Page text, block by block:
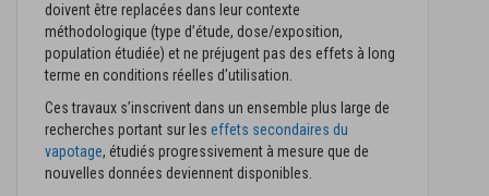
doivent être replacées dans leur contexte
méthodologique (type d’étude, dose/exposition,
population étudiée) et ne préjugent pas des effets à long
terme en conditions réelles d’utilisation.
Ces travaux s’inscrivent dans un ensemble plus large de
recherches portant sur les effets secondaires du
vapotage, étudiés progressivement à mesure que de
nouvelles données deviennent disponibles.